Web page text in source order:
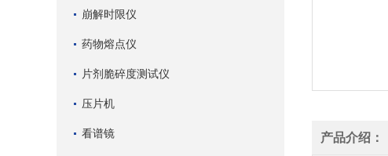
崩解时限仪
药物熔点仪
片剂脆碎度测试仪
压片机
看谱镜 产品介绍：